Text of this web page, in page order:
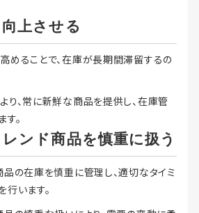
上させる
めることで、在庫が長期間滞留するの
り、常に新鮮な商品を提供し、在庫管
。
ンド商品を慎重に扱う
の在庫を慎重に管理し、適切なタイミ
います。